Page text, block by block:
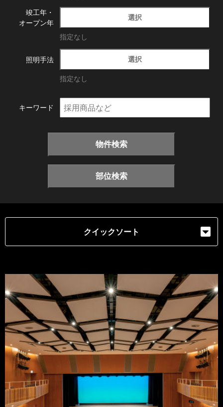
竣工年・
オープン年
選択
指定なし
照明手法 選択
指定なし
キーワード
物件検索
部位検索
クイックソート